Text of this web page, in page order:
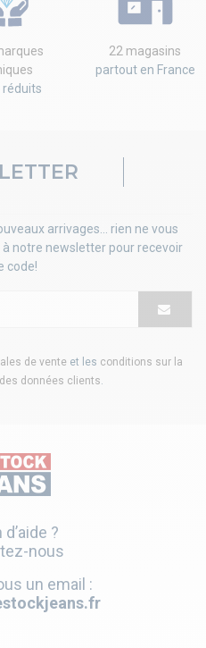
réduits
22 magasins
partout en France
arrivages... rien ne vous
notre newsletter pour recevoir
code!
de vente et les conditions sur la
données clients
?
nous
un email :